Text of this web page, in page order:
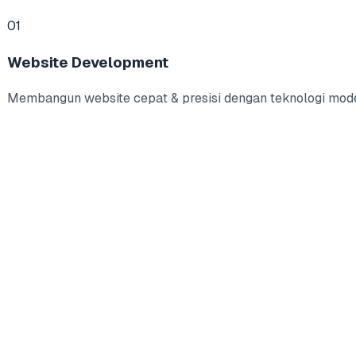
01
Website Development
Membangun website cepat & presisi dengan teknologi